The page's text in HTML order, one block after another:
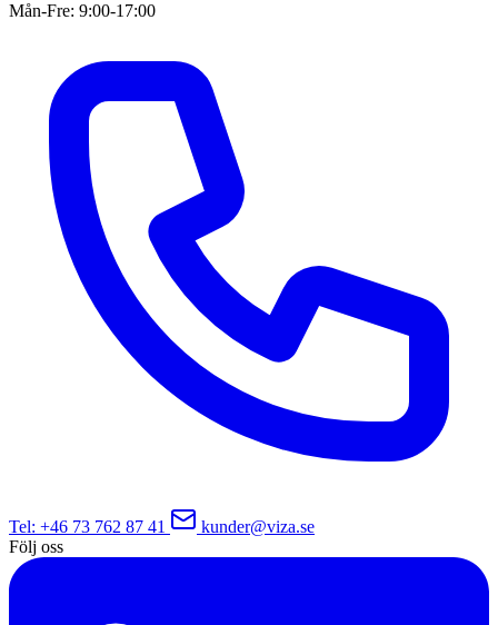
Mån-Fre: 9:00-17:00
Tel: +46 73 762 87 41
kunder@viza.se
Följ oss